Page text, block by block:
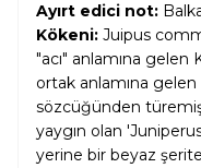
Ayırt edici not:
Kökeni: Juipus
"acı" anlamına
ortak anlamına
sözcüğünden
yaygın olan
yerine bir beyaz